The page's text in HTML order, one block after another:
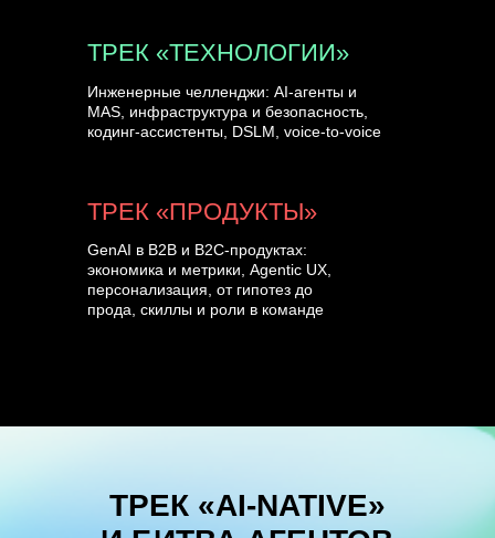
ТРЕК «ПРОДУКТЫ»
GenAI в B2B и B2C-продуктах:
экономика и метрики, Agentic UX,
персонализация, от гипотез до
прода, скиллы и роли в команде
Инженерные челленджи: AI-агенты и
MAS, инфраструктура и безопасность,
кодинг-ассистенты, DSLM, voice-to-voice
ТРЕК «ТЕХНОЛОГИИ»